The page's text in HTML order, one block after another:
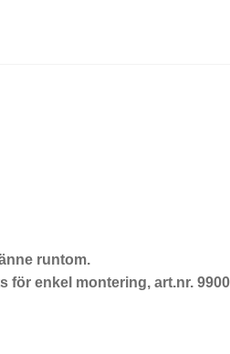
runtom.
för enkel montering, art.nr.